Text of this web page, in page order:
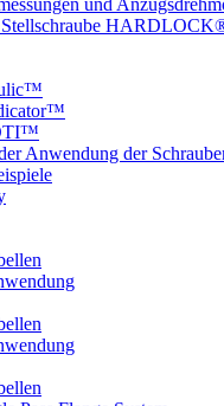
Stellschraube
Anwendung der